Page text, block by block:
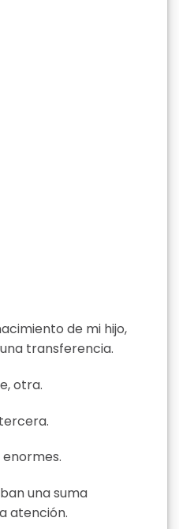
de mi hijo,
transferencia.
otra.
una suma
atención.